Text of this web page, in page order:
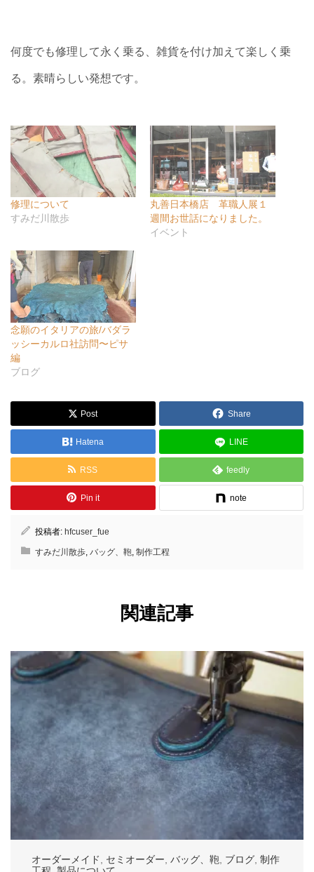
何度でも修理して永く乗る、雑貨を付け加えて楽しく乗
る。素晴らしい発想です。
修理について
すみだ川散歩
丸善日本橋店 革職人展１
週間お世話になりました。
イベント
念願のイタリアの旅/バダラ
ッシーカルロ社訪問〜ピサ
編
ブログ
Post Share
Hatena LINE
RSS feedly
Pin it note
投稿者: hfcuser_fue
すみだ川散歩 バッグ、鞄 制作工程
関連記事
オーダーメイド, セミオーダー, バッグ、鞄, ブログ, 制作